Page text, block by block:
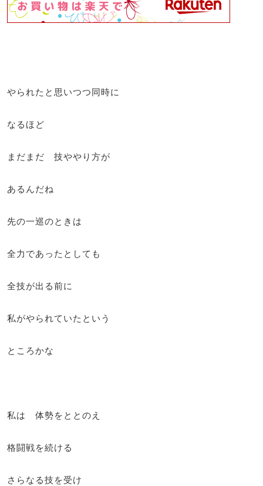
やられたと思いつつ同時に
なるほど
まだまだ 技ややり方が
あるんだね
先の一巡のときは
全力であったとしても
全技が出る前に
私がやられていたという
ところかな
私は 体勢をととのえ
格闘戦を続ける
さらなる技を受け